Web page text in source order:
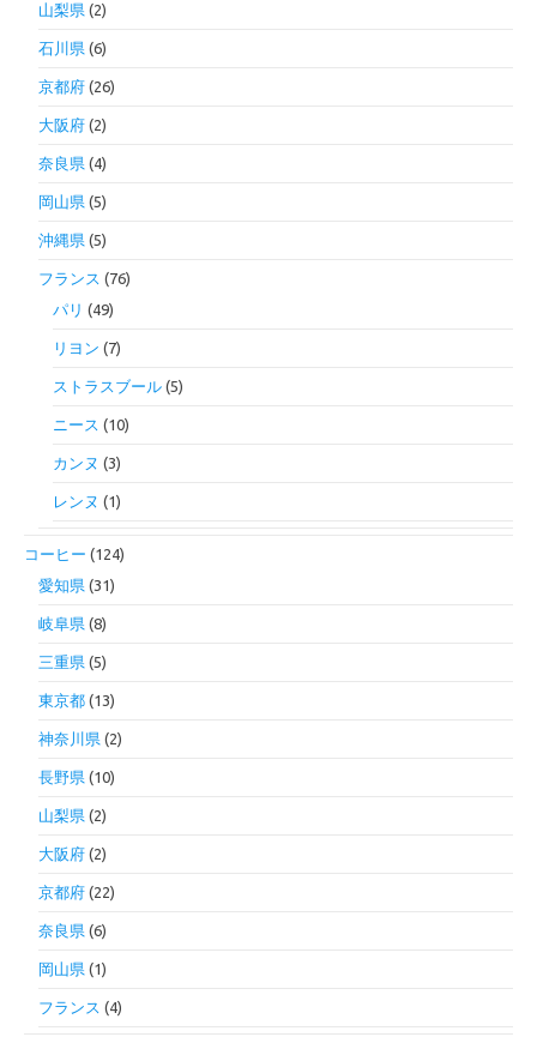
山梨県 (2)
石川県 (6)
京都府 (26)
大阪府 (2)
奈良県 (4)
岡山県 (5)
沖縄県 (5)
フランス (76)
パリ (49)
リヨン (7)
ストラスブール (5)
ニース (10)
カンヌ (3)
レンヌ (1)
コーヒー (124)
愛知県 (31)
岐阜県 (8)
三重県 (5)
東京都 (13)
神奈川県 (2)
長野県 (10)
山梨県 (2)
大阪府 (2)
京都府 (22)
奈良県 (6)
岡山県 (1)
フランス (4)